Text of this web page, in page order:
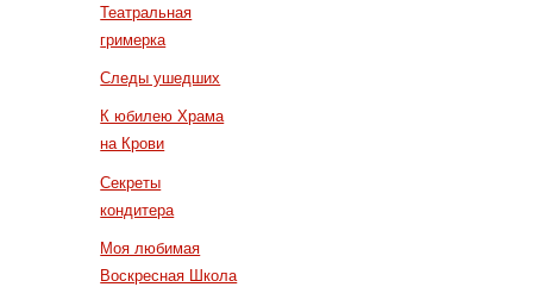
Театральная
гримерка
Следы ушедших
К юбилею Храма
на Крови
Секреты
кондитера
Моя любимая
Воскресная Школа